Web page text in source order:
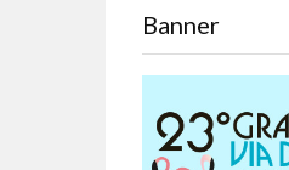
Banner